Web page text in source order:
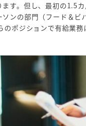
す。但し、最初の1.5
ンの部門（フード＆ビ
ポジションで有給業務